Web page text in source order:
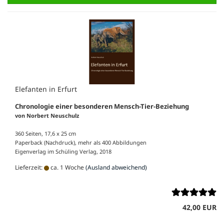
Elefanten in Erfurt
Chronologie einer besonderen Mensch-Tier-Beziehung
von Norbert Neuschulz
360 Seiten, 17,6 x 25 cm
Paperback (Nachdruck), mehr als 400 Abbildungen
Eigenverlag im Schüling Verlag, 2018
Lieferzeit: ca. 1 Woche(Ausland abweichend)
42,00 EUR